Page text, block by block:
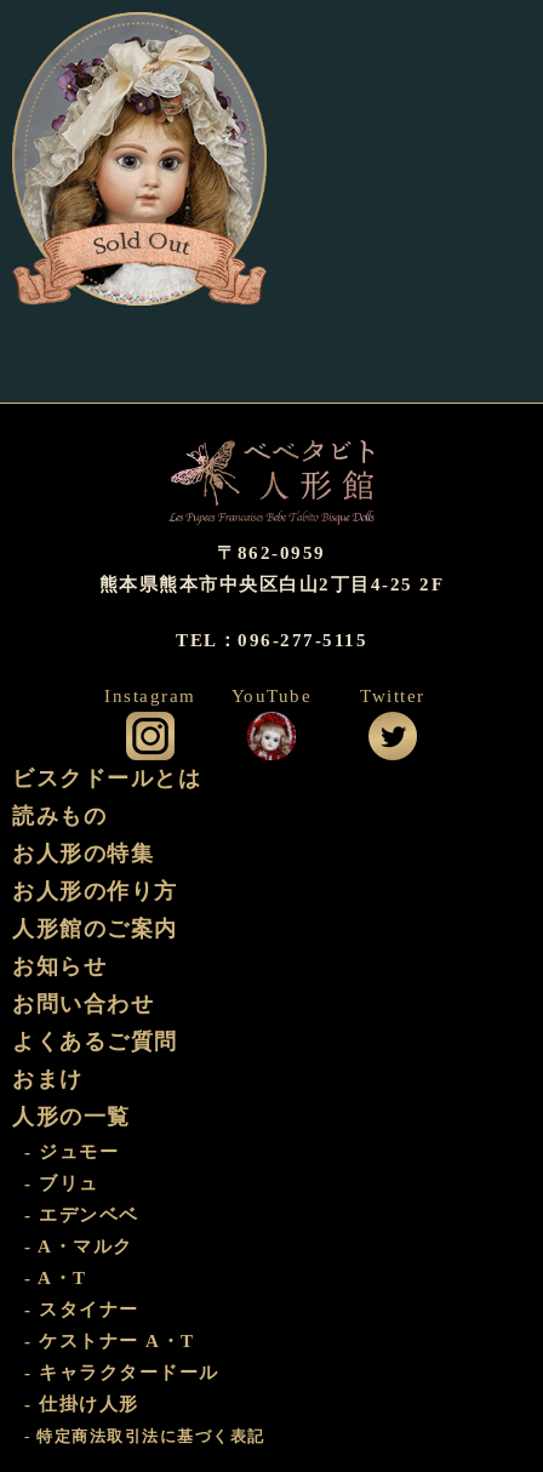
〒862-0959
熊本県熊本市中央区白山2丁目4-25 2F
TEL：096-277-5115
Instagram
公式インスタグラム
YouTube
公式YouTube
Twitter
ビスクドールとは
読みもの
お人形の特集
お人形の作り方
人形館のご案内
お知らせ
お問い合わせ
よくあるご質問
おまけ
人形の一覧
- ジュモー
- ブリュ
- エデンベベ
- A・マルク
- A・T
- スタイナー
- ケストナー A・T
- キャラクタードール
- 仕掛け人形
- 特定商法取引法に基づく表記